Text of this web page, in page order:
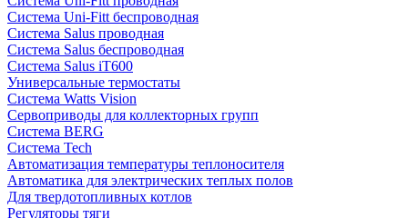
Система Uni-Fitt беспроводная
Система Salus проводная
Система Salus беспроводная
Система Salus iT600
Универсальные термостаты
Система Watts Vision
Сервоприводы для коллекторных групп
Система BERG
Система Tech
Автоматизация температуры теплоносителя
Автоматика для электрических теплых полов
Для твердотопливных котлов
Регуляторы тяги